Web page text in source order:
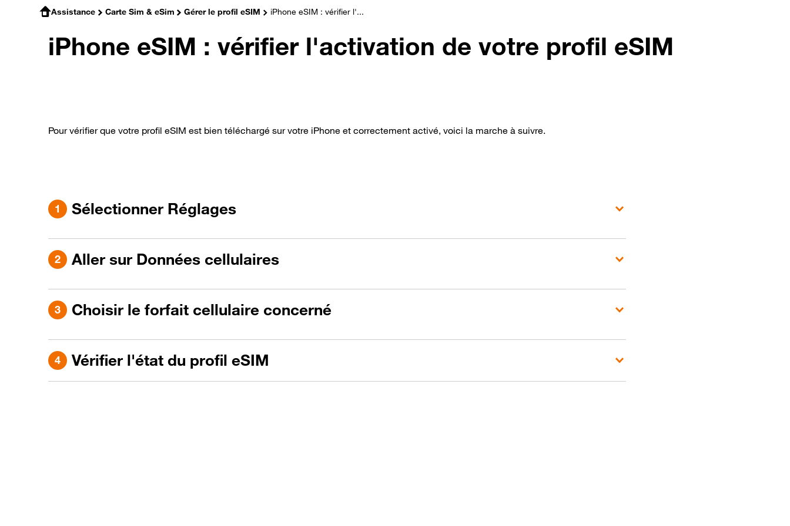
Assistance Carte Sim & eSim Gérer le profil eSIM iPhone eSIM : vérifier l'...
iPhone eSIM : vérifier l'activation de votre profil eSIM
Pour vérifier que votre profil eSIM est bien téléchargé sur votre iPhone et correctement activé, voici la marche à suivre.
Sélectionner Réglages
Aller sur Données cellulaires
Choisir le forfait cellulaire concerné
Vérifier l'état du profil eSIM